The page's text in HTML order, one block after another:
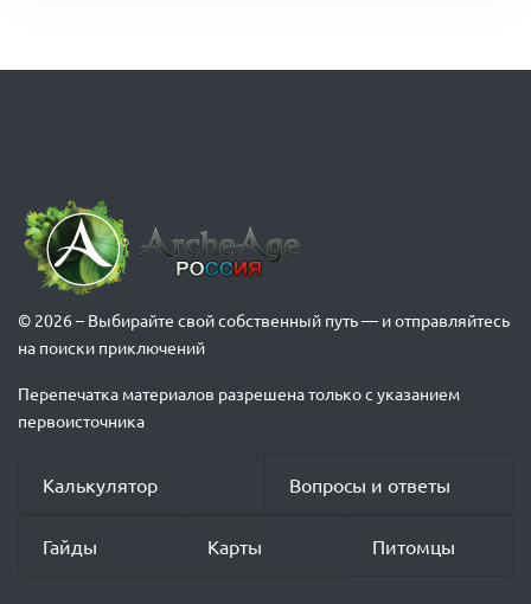
© 2026 – Выбирайте свой собственный путь — и отправляйтесь
на поиски приключений
Перепечатка материалов разрешена только с указанием
первоисточника
Калькулятор Вопросы и ответы
Гайды Карты Питомцы